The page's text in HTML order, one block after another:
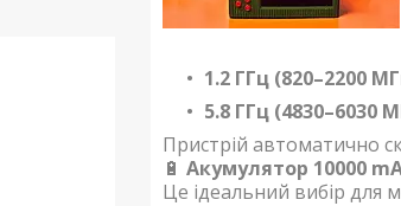
1.2 ГГц (820–2200
5.8 ГГц (4830–6030
Пристрій автоматично
🔋 Акумулятор 10000
Це ідеальний вибір для